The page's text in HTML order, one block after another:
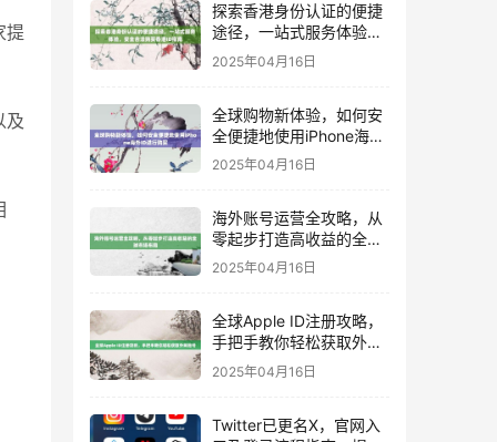
提
及
探索香港身份认证的便捷
途径，一站式服务体验，
安全合法购买香港ID指南
2025年04月16日
全球购物新体验，如何安
全便捷地使用iPhone海外
ID进行购买
2025年04月16日
海外账号运营全攻略，从
零起步打造高收益的全球
市场布局
2025年04月16日
全球Apple ID注册攻略，
手把手教你轻松获取外网
账号
2025年04月16日
Twitter已更名X，官网入